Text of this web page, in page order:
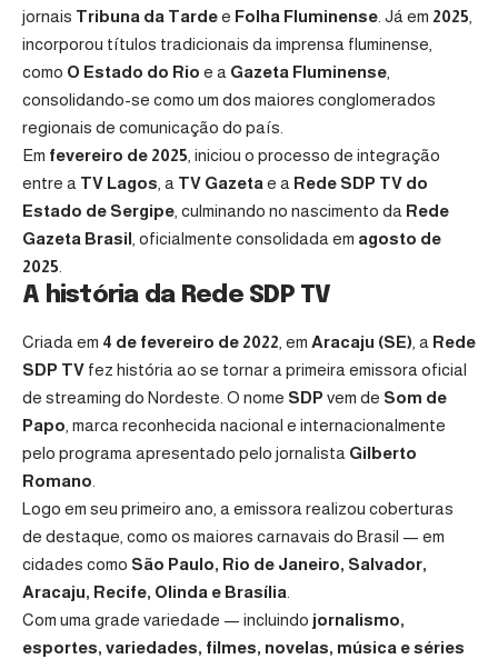
jornais Tribuna da Tardee Folha Fluminense . Já em 2025
incorporou títulos tradicionais da imprensa fluminense,
como O Estado do Rio e a Gazeta Fluminense
consolidando-se como um dos maiores conglomerados
regionais de comunicação do país.
Em fevereiro de 2025 , iniciou o processo de integração
entre a TV Lagos , a TV Gazeta e a Rede SDP TV do
Estado de Sergipe , culminando no nascimento da Rede
Gazeta Brasil , oficialmente consolidada em agosto de
2025
A história da Rede SDP TV
Criada em 4 de fevereiro de 2022, em Aracaju (SE), a Rede
SDP TV fez história ao se tornar a primeira emissora oficial
de streaming do Nordeste. O nome SDP vem de Som de
Papo, marca reconhecida nacional e internacionalmente
pelo programa apresentado pelo jornalista Gilberto
Romano.
Logo em seu primeiro ano, a emissora realizou coberturas
de destaque, como os maiores carnavais do Brasil — em
cidades como São Paulo, Rio de Janeiro, Salvador,
Aracaju, Recife, Olinda e Brasília.
Com uma grade variedade — incluindo jornalismo,
esportes, variedades, filmes, novelas, música e séries